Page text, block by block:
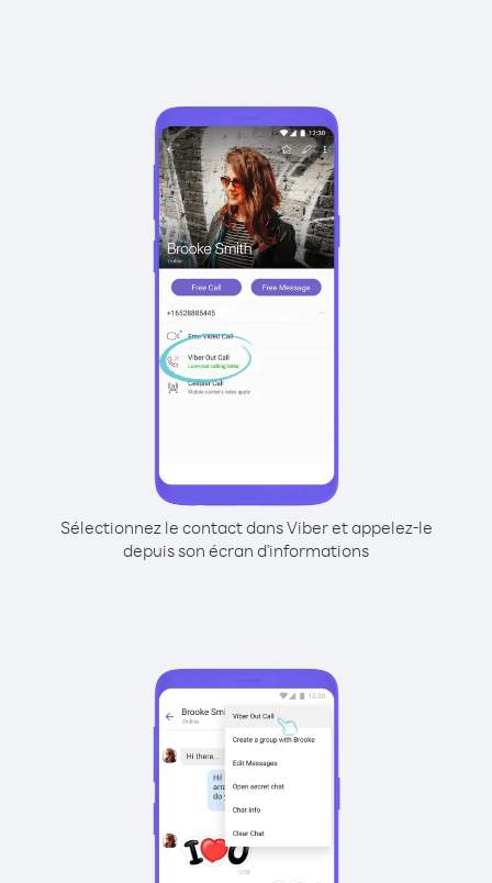
Sélectionnez le contact dans Viber et appelez-le
depuis son écran d'informations